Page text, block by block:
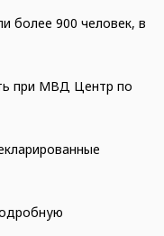
более 900 человек, в
при МВД Центр по